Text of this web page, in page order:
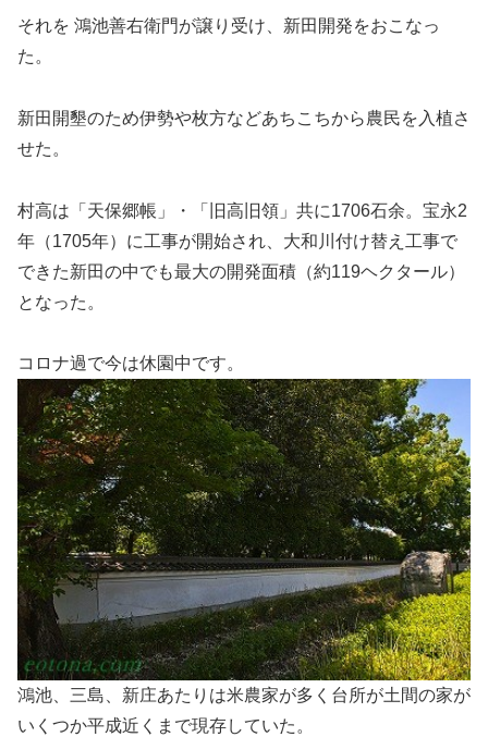
それを 鴻池善右衛門が譲り受け、新田開発をおこなっ
た。
新田開墾のため伊勢や枚方などあちこちから農民を入植さ
せた。
村高は「天保郷帳」・「旧高旧領」共に1706石余。宝永2
年（1705年）に工事が開始され、大和川付け替え工事で
できた新田の中でも最大の開発面積（約119ヘクタール）
となった。
コロナ過で今は休園中です。
鴻池、三島、新庄あたりは米農家が多く台所が土間の家が
いくつか平成近くまで現存していた。